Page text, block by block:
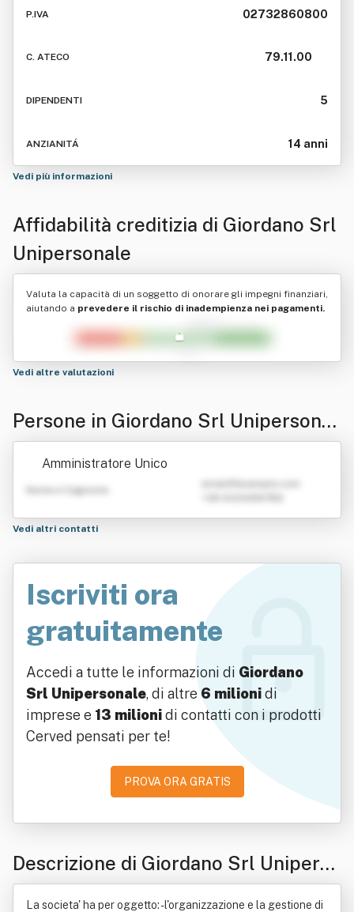
P.IVA 02732860800
C. ATECO 79.11.00
DIPENDENTI 5
ANZIANITÁ 14 anni
Vedi più informazioni
Affidabilità creditizia di Giordano Srl
Unipersonale
Valuta la capacità di un soggetto di onorare gli impegni finanziari,
aiutando a prevedere il rischio di inadempienza nei pagamenti.
Vedi altre valutazioni
Persone in Giordano Srl Unipersonal
e
Amministratore Unico
Nome e Cognome
Vedi altri contatti
Iscriviti ora
gratuitamente
Accedi a tutte le informazioni di Giordano
Srl Unipersonale, di altre 6 milionidi
imprese e 13 milionidi contatti con i prodotti
Cerved pensati per te!
PROVA ORA GRATIS
Descrizione di Giordano Srl Uniperso
nale
La societa' ha per oggetto: - l'organizzazione e la gestione di